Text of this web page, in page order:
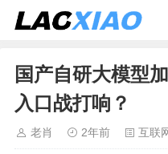
国产自研大模型
入口战打响？
老肖 2年前 互联